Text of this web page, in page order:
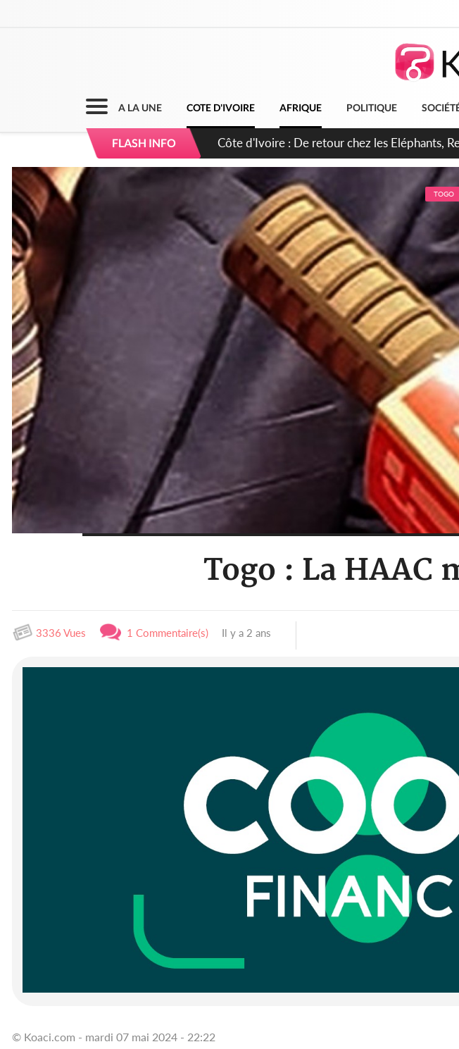
A LA UNE COTE D'IVOIRE AFRIQUE POLITIQUE
FLASH INFO
Côte d'Ivoire : 66e anniversaire de
puissance et réaffirment leur engagement
TOGO
Togo : La HAAC
3336 Vues 1 Commentaire(s) Il y a 2 ans
© Koaci.com - mardi 07 mai 2024 - 22:22